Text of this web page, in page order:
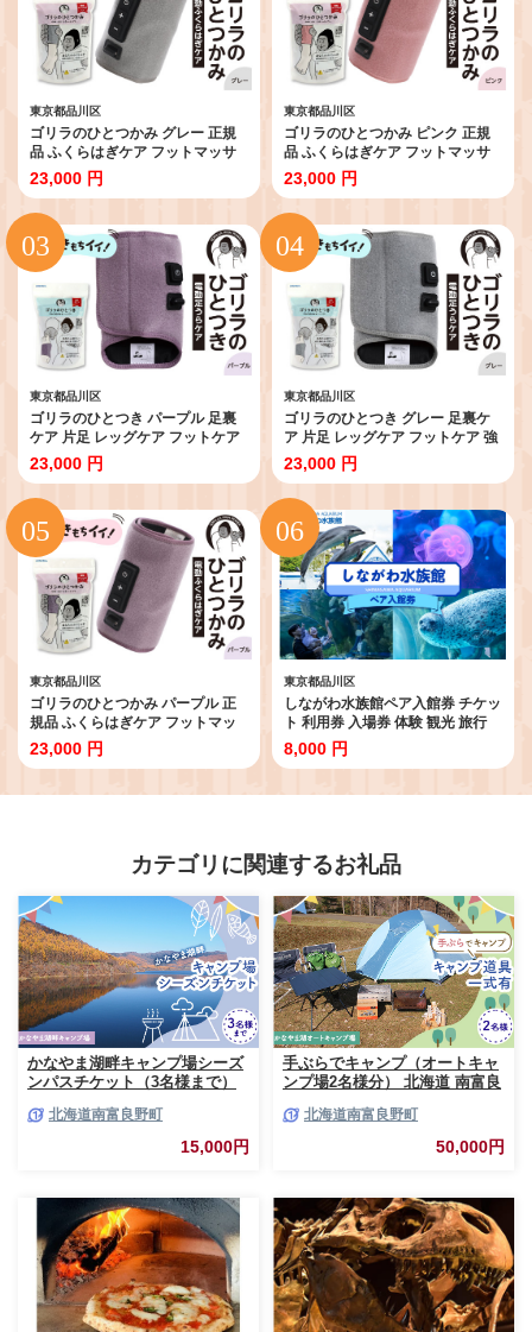
東京都品川区
ゴリラのひとつかみ グレー 正規
品 ふくらはぎケア フットマッサ
ージャー 電動 マッサージ 片足 フ
ットケア 足 むくみ 強力 軽量 簡単
コンパクト 自宅 リラックス すっ
きり 家電 日用品 東京都 品川区
23,000 円
東京都品川区
ゴリラのひとつかみ ピンク 正規
品 ふくらはぎケア フットマッサ
ージャー 電動 マッサージ 片足 フ
ットケア 足 むくみ 強力 軽量 簡単
コンパクト 自宅 リラックス すっ
きり 家電 日用品 東京都 品川区
23,000 円
東京都品川区
ゴリラのひとつき パープル 足裏
ケア 片足 レッグケア フットケア
強力 ハイパワー 軽量 簡単 フット
マッサージャー 電動 足うら マッ
サージ すっきり 手軽 足 足の裏 家
電 日用品 雑貨 東京都 品川区
23,000 円
東京都品川区
ゴリラのひとつき グレー 足裏ケ
ア 片足 レッグケア フットケア 強
力 ハイパワー 軽量 簡単 フットマ
ッサージャー 電動 足うら マッサ
ージ すっきり 手軽 足 足の裏 家電
日用品 雑貨 東京都 品川区
23,000 円
東京都品川区
ゴリラのひとつかみ パープル 正
規品 ふくらはぎケア フットマッ
サージャー 電動 マッサージ 片足
フットケア 足 むくみ 強力 軽量 簡
っきり 家電 日用品 東京都 品川区
23,000 円
東京都品川区
しながわ水族館ペア入館券 チケッ
ト 利用券 入場券 体験 観光 旅行
ペア 大人 デート カップル ギフト
プレゼント 贈り物
8,000 円
カテゴリに関連するお礼品
かなやま湖畔キャンプ場シーズ
ンパスチケット（3名様まで）
なやま湖 宿泊券 入場券 シーズ
北海道南富良野町
15,000円
手ぶらでキャンプ（オートキャ
ンプ場2名様分） 北海道 南富良
かなやま湖 宿泊券 チケット 入
場券 体験チケット ドックラン
北海道南富良野町
50,000円